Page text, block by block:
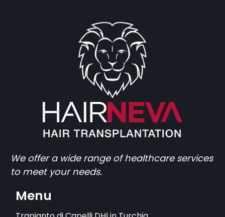
We offer a wide range of healthcare services
to meet your needs.
Menu